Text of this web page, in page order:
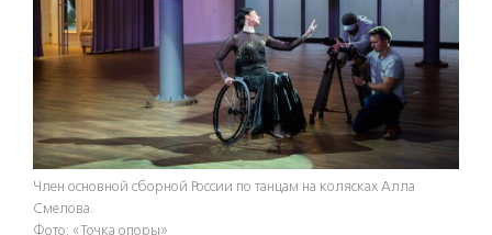
Член основной сборной России по танцам на колясках Алла
Смелова.
Фото: «Точка опоры»